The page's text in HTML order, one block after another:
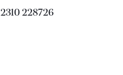
2310 228726